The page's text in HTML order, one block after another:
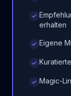
erhalten
Eigene
Magic-